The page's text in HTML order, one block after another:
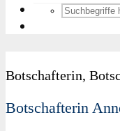
Botschafterin,
Botschafterin